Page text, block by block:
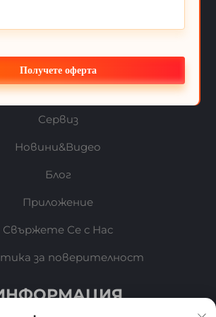
Бърз линк
За Нас
Продукти
Сервиз
Новини&Видео
Блог
Приложение
Свържете Се с Нас
за поверителност
Получете оферта